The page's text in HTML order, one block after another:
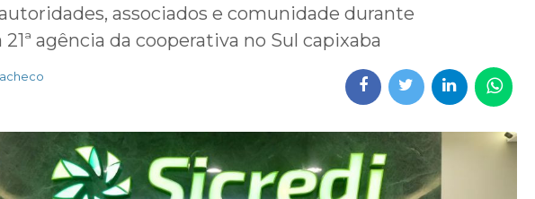
associados e comunidade durante
agência da cooperativa no Sul capixaba